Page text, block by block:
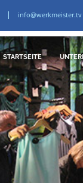
info@werkmeister.tv
STARTSEITE